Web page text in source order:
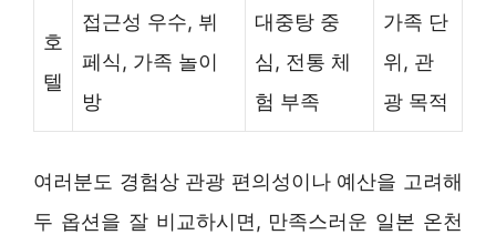
호
텔
접근성 우수, 뷔
페식, 가족 놀이
방
대중탕 중
심, 전통 체
험 부족
가족 단
위, 관
광 목적
여러분도 경험상 관광 편의성이나 예산을 고려해
두 옵션을 잘 비교하시면, 만족스러운 일본 온천